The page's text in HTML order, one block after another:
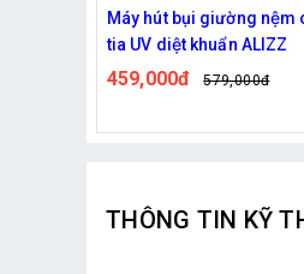
Máy hút bụi xe hơi sạc
370,000đ 469,000đ
THÔNG TIN KỸ